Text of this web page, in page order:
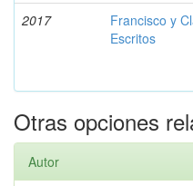
2017
Francisco y
Escritos
Otras opciones
Autor